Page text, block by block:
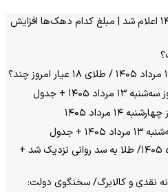
زمان شارژ کالابرگ مرداد ۱۴۰۵ اعلام شد | مبلغ کدام دهک‌ها افزایش
۱۴۰۵ + جدول
مرداد ۱۴۰۵
+ جدول
قیمت طلا امروز ۱۵ مردادماه ۱۴۰۵/ طلا به سد روانی نزدیک شد +
نقدی و کالابرگ/ سخنگوی دولت: